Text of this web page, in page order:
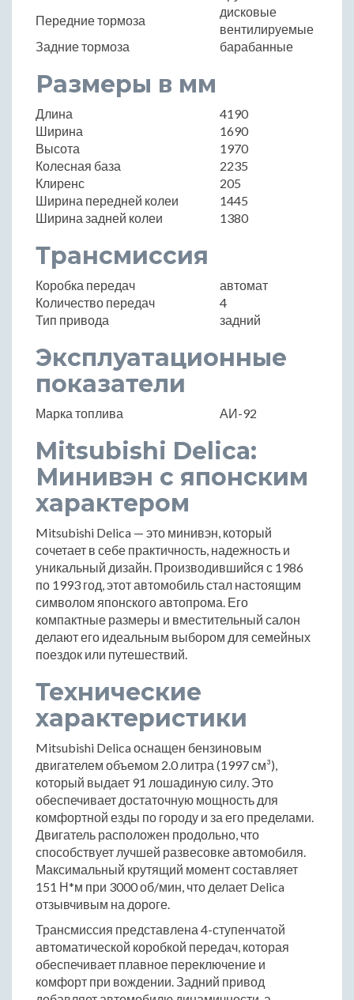
Передние тормоза
дисковые
вентилируемые
Задние тормоза
барабанные
Размеры в мм
Длина
4190
Ширина
1690
Высота
1970
Колесная база
2235
Клиренс
205
Ширина передней колеи
1445
Ширина задней колеи
1380
Трансмиссия
Коробка передач
автомат
Количество передач
4
Тип привода
задний
Эксплуатационные
показатели
Марка топлива АИ-92
Mitsubishi Delica:
Минивэн с японским
характером
Mitsubishi Delica — это минивэн, который
сочетает в себе практичность, надежность и
уникальный дизайн. Производившийся с 1986
по 1993 год, этот автомобиль стал настоящим
символом японского автопрома. Его
компактные размеры и вместительный салон
делают его идеальным выбором для семейных
поездок или путешествий.
Технические
характеристики
Mitsubishi Delica оснащен бензиновым
двигателем объемом 2.0 литра (1997 см³),
который выдает 91 лошадиную силу. Это
обеспечивает достаточную мощность для
комфортной езды по городу и за его пределами.
Двигатель расположен продольно, что
способствует лучшей развесовке автомобиля.
Максимальный крутящий момент составляет
151 Н*м при 3000 об/мин, что делает Delica
отзывчивым на дороге.
Трансмиссия представлена 4-ступенчатой
автоматической коробкой передач, которая
обеспечивает плавное переключение и
комфорт при вождении. Задний привод